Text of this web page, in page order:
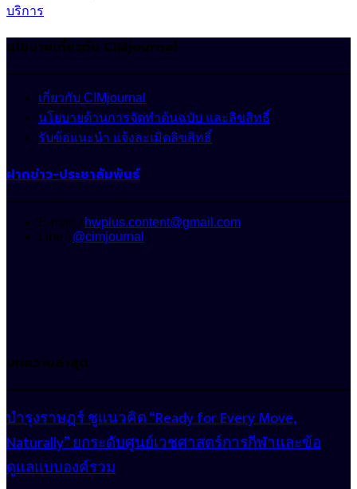
บริการ
นโยบายเกี่ยวกับ CIMjournal
เกี่ยวกับ CIMjournal
นโยบายด้านการจัดทำต้นฉบับ และลิขสิทธิ์
รับข้อแนะนำ แจ้งละเมิดลิขสิทธิ์
ฝากข่าว-ประชาสัมพันธ์
E-mail : hwplus.content@gmail.com
Line : @cimjournal
บทความล่าสุด
บำรุงราษฎร์ ชูแนวคิด “Ready for Every Move,
Naturally” ยกระดับศูนย์เวชศาสตร์การกีฬาและข้อ
ดูแลแบบองค์รวม